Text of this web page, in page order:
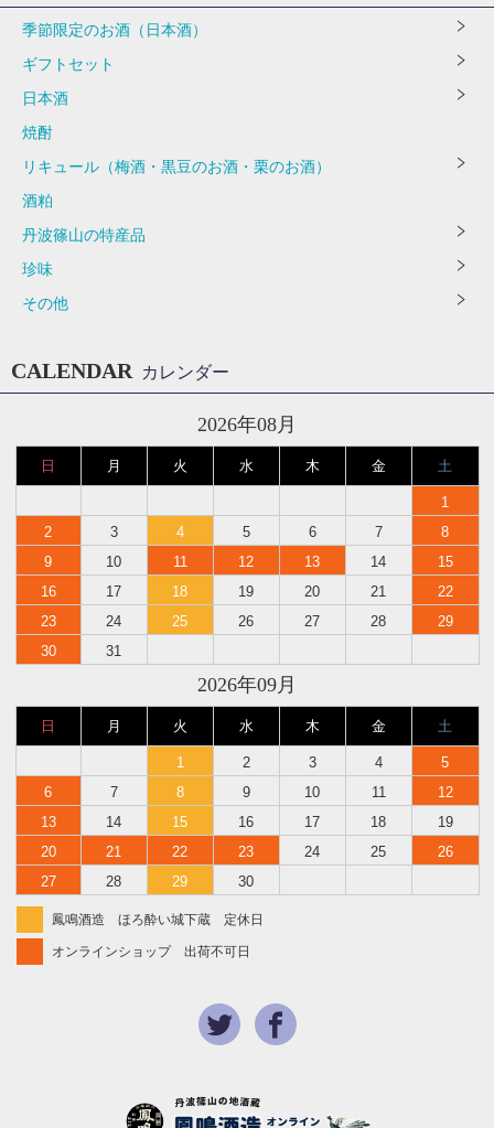
季節限定のお酒（日本酒）
ギフトセット
日本酒
焼酎
リキュール（梅酒・黒豆のお酒・栗のお酒）
酒粕
丹波篠山の特産品
珍味
その他
CALENDAR カレンダー
2026年08月
日 月 火 水 木 金 土
1
2
3 4 5 6 7
8
9
10 11 12 13 14
15
16
17 18 19 20 21
22
23
24 25 26 27 28
29
30
31
2026年09月
日 月 火 水 木 金 土
1 2 3 4
5
6
7 8 9 10 11
12
13
14 15 16 17 18
19
20
21 22 23 24 25
26
27
28 29 30
鳳鳴酒造 ほろ酔い城下蔵 定休日
オンラインショップ 出荷不可日